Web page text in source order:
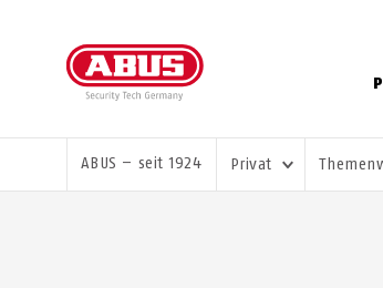
SIE SIND HIER:
ABUS – seit 1924 Privat